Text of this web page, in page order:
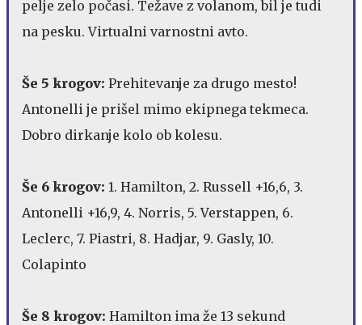
pelje zelo počasi. Težave z volanom, bil je tudi
na pesku. Virtualni varnostni avto.
Še 5 krogov: Prehitevanje za drugo mesto!
Antonelli je prišel mimo ekipnega tekmeca.
Dobro dirkanje kolo ob kolesu.
Še 6 krogov: 1. Hamilton, 2. Russell +16,6, 3.
Antonelli +16,9, 4. Norris, 5. Verstappen, 6.
Leclerc, 7. Piastri, 8. Hadjar, 9. Gasly, 10.
Colapinto
Še 8 krogov: Hamilton ima že 13 sekund